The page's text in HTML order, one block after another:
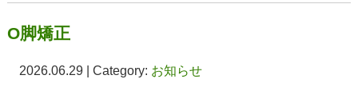
O脚矯正
2026.06.29 | Category: お知らせ